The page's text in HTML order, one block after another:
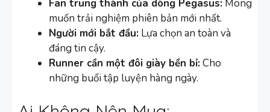
Fan trung thành của dòng Pegasus: Mong
muốn trải nghiệm phiên bản mới nhất.
Người mới bắt đầu: Lựa chọn an toàn và
đáng tin cậy.
Runner cần một đôi giày bền bỉ:Cho
những buổi tập luyện hàng ngày.